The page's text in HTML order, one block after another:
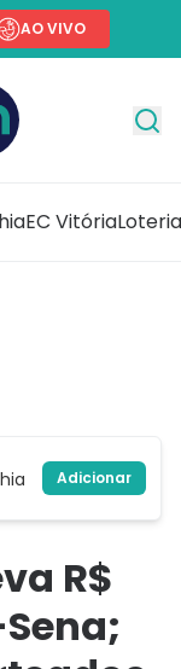
AO VIVO
EC Vitória
Adicionar
R$